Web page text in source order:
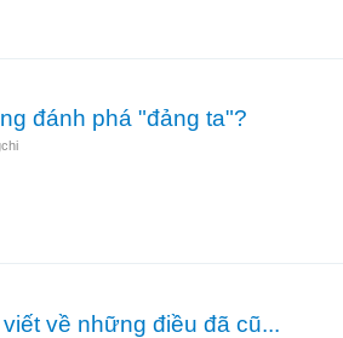
đánh phá "đảng ta"?
về những điều đã cũ...